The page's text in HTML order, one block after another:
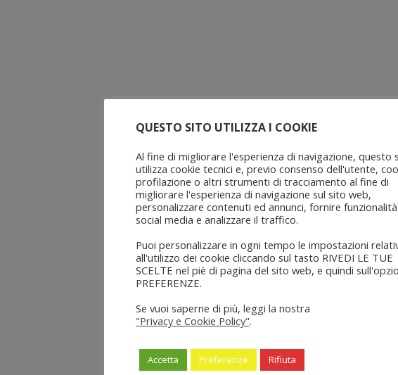
QUESTO SITO UTILIZZA I COOKIE
Al fine di migliorare l'esperienza di navigazione, questo
utilizza cookie tecnici e, previo consenso dell'utente,
profilazione o altri strumenti di tracciamento al fine di
migliorare l'esperienza di navigazione sul sito web,
personalizzare contenuti ed annunci, fornire
social media e analizzare il traffico.
Puoi personalizzare in ogni tempo le impostazioni
all'utilizzo dei cookie cliccando sul tasto RIVEDI LE TUE
SCELTE nel piè di pagina del sito web, e quindi
PREFERENZE.
Se vuoi saperne di più, leggi la nostra
"Privacy e Cookie Policy".
Accetta Preferenze Rifiuta